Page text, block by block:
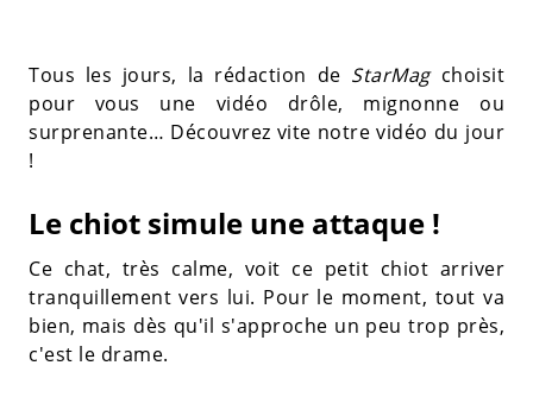
Tous les jours, la rédaction de StarMagchoisit
pour vous une vidéo drôle, mignonne ou
surprenante… Découvrez vite notre vidéo du jour
!
Le chiot simule une attaque !
Ce chat, très calme, voit ce petit chiot arriver
tranquillement vers lui. Pour le moment, tout va
bien, mais dès qu'il s'approche un peu trop près,
c'est le drame.